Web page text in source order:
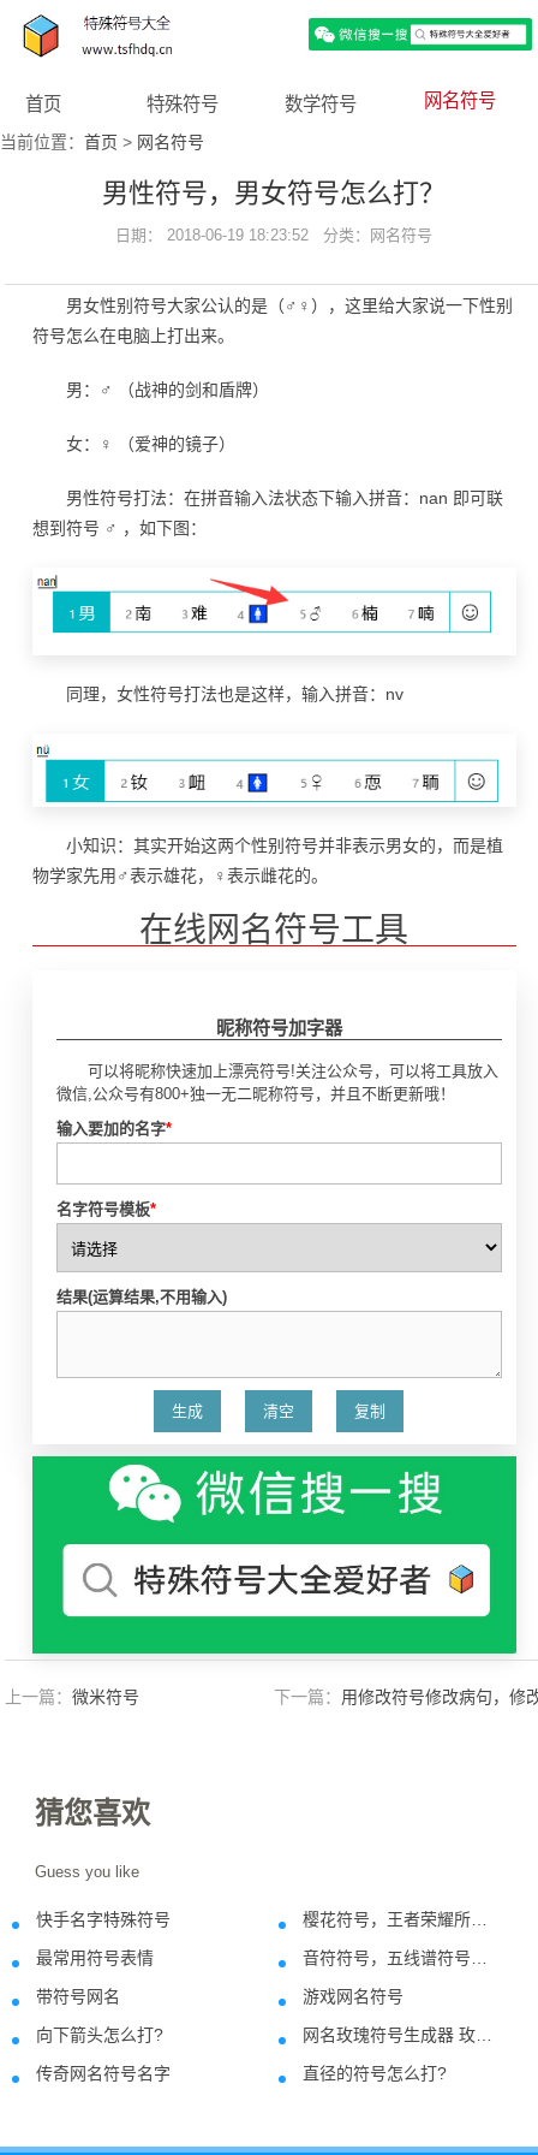
首页 特殊符号 数学符号 网名符号
当前位置： 首页 > 网名符号
男性符号，男女符号怎么打？
日期： 2018-06-19 18:23:52 分类： 网名符号
男女性别符号大家公认的是（♂♀），这里给大家说一下性别
符号怎么在电脑上打出来。
男：♂ （战神的剑和盾牌）
女：♀ （爱神的镜子）
男性符号打法：在拼音输入法状态下输入拼音：nan 即可联
想到符号 ♂ ，如下图：
同理，女性符号打法也是这样，输入拼音：nv
小知识：其实开始这两个性别符号并非表示男女的，而是植
物学家先用♂表示雄花，♀表示雌花的。
在线网名符号工具
昵称符号加字器
可以将昵称快速加上漂亮符号!关注公众号，可以将工具放入
微信,公众号有800+独一无二昵称符号，并且不断更新哦！
输入要加的名字*
名字符号模板*
结果(运算结果,不用输入)
上一篇：微米符号 下一篇： 用修改符号修改病句，修
猜您喜欢
Guess you like
快手名字特殊符号 樱花符号，王者荣耀所有樱花符号
最常用符号表情
带符号网名 游戏网名符号
向下箭头怎么打? 网名玫瑰符号生成器 玫ꦿ瑰༻
传奇网名符号名字 直径的符号怎么打?